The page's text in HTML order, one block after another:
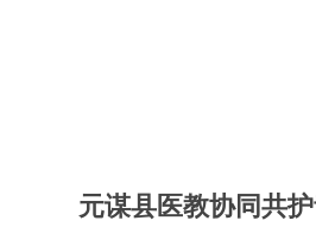
元谋县医教协同共